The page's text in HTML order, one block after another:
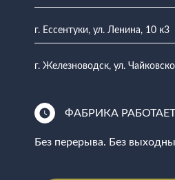
г. Ессентуки, ул. Ленина, 10 к3
г. Железноводск, ул.
ФАБРИКА РАБОТАЕТ
Без перерыва. Без